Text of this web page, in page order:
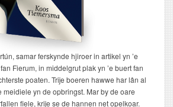
samar ferskynde hjiroer in artikel yn ’e
Fierum, in middelgrut plak yn ’e buert fan
poaten. Trije boeren hawwe har lân al
yn de opbringst. Mar by de oare
fiele, krije se de hannen net opelkoar.